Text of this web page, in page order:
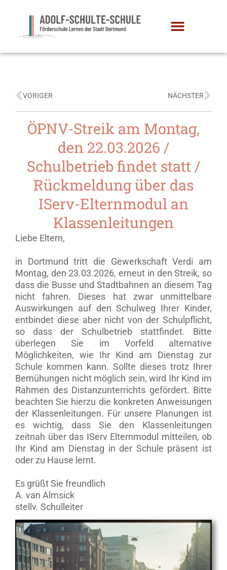
VORIGER NÄCHSTER
ÖPNV-Streik am Montag,
den 22.03.2026 /
Schulbetrieb findet statt /
Rückmeldung über das
IServ-Elternmodul an
Klassenleitungen
Liebe Eltern,
in Dortmund tritt die Gewerkschaft Verdi am
Montag, den 23.03.2026, erneut in den Streik, so
dass die Busse und Stadtbahnen an diesem Tag
nicht fahren. Dieses hat zwar unmittelbare
Auswirkungen auf den Schulweg Ihrer Kinder,
entbindet diese aber nicht von der Schulpflicht,
so dass der Schulbetrieb stattfindet. Bitte
überlegen Sie im Vorfeld alternative
Möglichkeiten, wie Ihr Kind am Dienstag zur
Schule kommen kann. Sollte dieses trotz Ihrer
Bemühungen nicht möglich sein, wird Ihr Kind im
Rahmen des Distanzunterrichts gefördert. Bitte
beachten Sie hierzu die konkreten Anweisungen
der Klassenleitungen. Für unsere Planungen ist
es wichtig, dass Sie den Klassenleitungen
zeitnah über das IServ Elternmodul mitteilen, ob
Ihr Kind am Dienstag in der Schule präsent ist
oder zu Hause lernt.
Es grüßt Sie freundlich
A. van Almsick
stellv. Schulleiter